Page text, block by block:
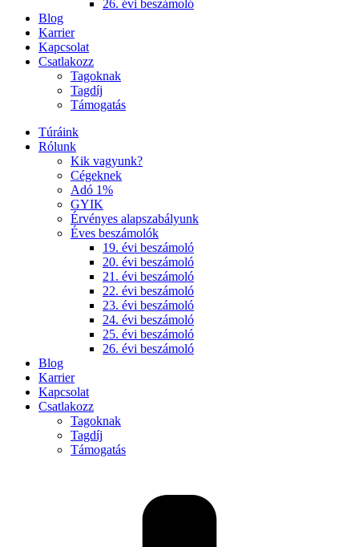
26. évi beszámoló
Blog
Karrier
Kapcsolat
Csatlakozz
Tagoknak
Tagdíj
Támogatás
Túráink
Rólunk
Kik vagyunk?
Cégeknek
Adó 1%
GYIK
Érvényes alapszabályunk
Éves beszámolók
19. évi beszámoló
20. évi beszámoló
21. évi beszámoló
22. évi beszámoló
23. évi beszámoló
24. évi beszámoló
25. évi beszámoló
26. évi beszámoló
Blog
Karrier
Kapcsolat
Csatlakozz
Tagoknak
Tagdíj
Támogatás